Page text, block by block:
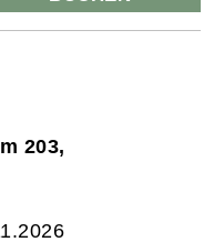
203,